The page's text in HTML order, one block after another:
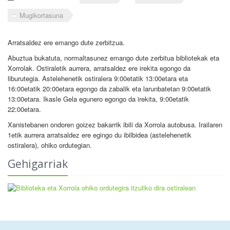
Mugikortasuna
Arratsaldez ere emango dute zerbitzua.
Abuztua bukatuta, normaltasunez emango dute zerbitua bibliotekak eta
Xorrolak. Ostiraletik aurrera, arratsaldez ere irekita egongo da
liburutegia. Astelehenetik ostiralera 9:00etatik 13:00etara eta
16:00etatik 20:00etara egongo da zabalik eta larunbatetan 9:00etatik
13:00etara. Ikasle Gela egunero egongo da irekita, 9:00etatik
22:00etara.
Xanistebanen ondoren goizez bakarrik ibili da Xorrola autobusa. Irailaren
1etik aurrera arratsaldez ere egingo du ibilbidea (astelehenetik
ostiralera), ohiko ordutegian.
Gehigarriak